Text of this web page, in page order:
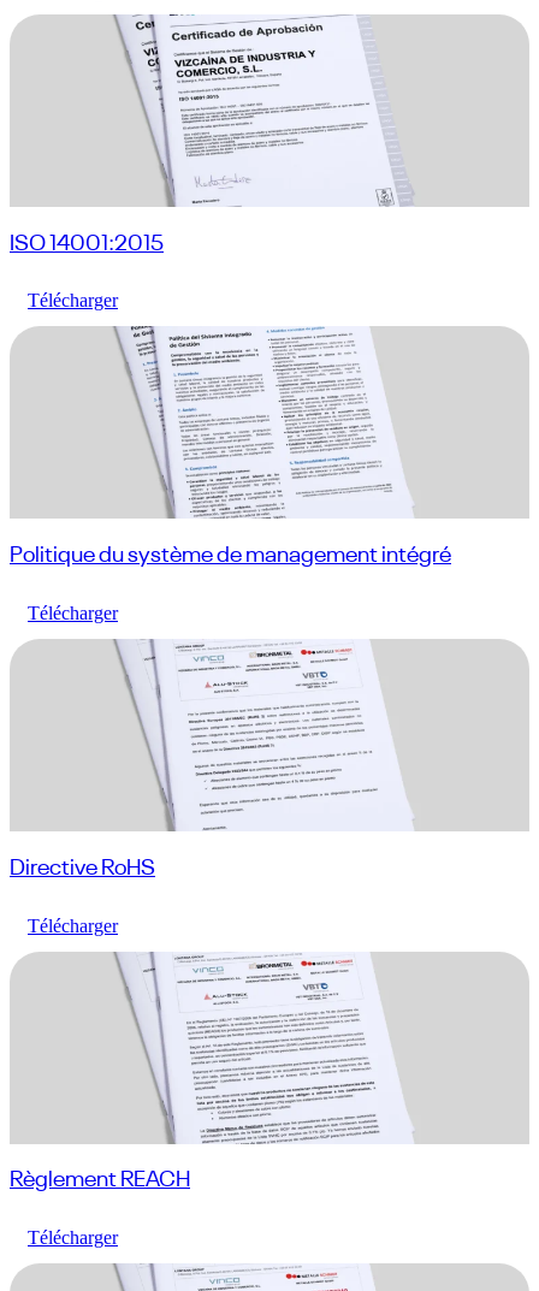
ISO 14001:2015
Télécharger
Politique du système de management intégré
Télécharger
Directive RoHS
Télécharger
Règlement REACH
Télécharger